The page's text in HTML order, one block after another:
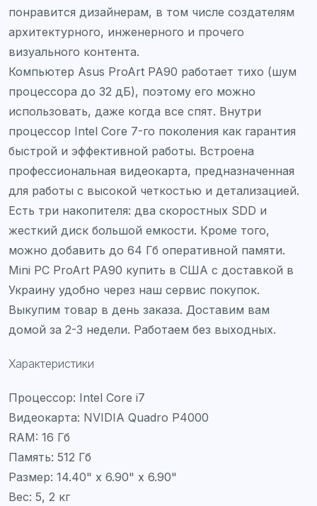
понравится дизайнерам, в том числе создателям
архитектурного, инженерного и прочего
визуального контента.
Компьютер Asus ProArt PA90 работает тихо (шум
процессора до 32 дБ), поэтому его можно
использовать, даже когда все спят. Внутри
процессор Intel Core 7-го поколения как гарантия
быстрой и эффективной работы. Встроена
профессиональная видеокарта, предназначенная
для работы с высокой четкостью и детализацией.
Есть три накопителя: два скоростных SDD и
жесткий диск большой емкости. Кроме того,
можно добавить до 64 Гб оперативной памяти.
Mini PC ProArt PA90 купить в США с доставкой в
Украину удобно через наш сервис покупок.
Выкупим товар в день заказа. Доставим вам
домой за 2-3 недели. Работаем без выходных.
Характеристики
Процессор: Intel Core i7
Видеокарта: NVIDIA Quadro P4000
RAM: 16 Гб
Память: 512 Гб
Размер: 14.40" x 6.90" x 6.90"
Вес: 5, 2 кг